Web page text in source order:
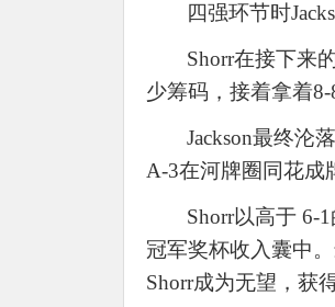
四强环节时
Shorr在接下来
少筹码，接着拿着
Jackson最终沦
A-3在河牌圈同花成
Shorr以高于 6-
冠军奖杯收入囊中
Shorr成为无望，获